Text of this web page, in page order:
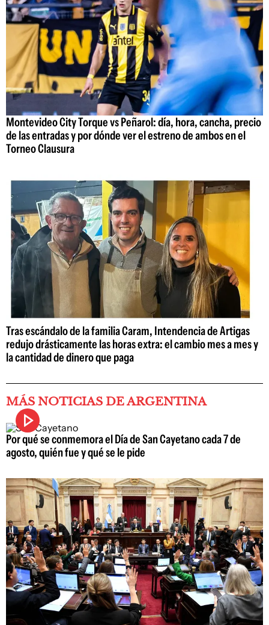
Montevideo City Torque vs Peñarol: día, hora, cancha, precio
de las entradas y por dónde ver el estreno de ambos en el
Torneo Clausura
Tras escándalo de la familia Caram, Intendencia de Artigas
redujo drásticamente las horas extra: el cambio mes a mes y
la cantidad de dinero que paga
MÁS NOTICIAS DE ARGENTINA
Por qué se conmemora el Día de San Cayetano cada 7 de
agosto, quién fue y qué se le pide